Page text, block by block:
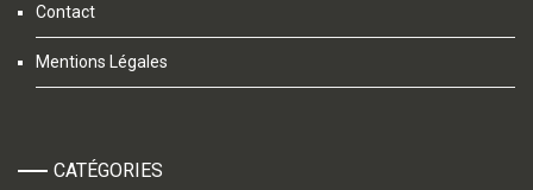
Contact
Mentions Légales
CATÉGORIES